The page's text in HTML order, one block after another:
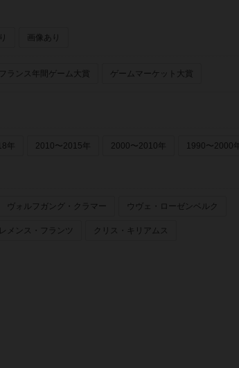
画像あり
フランス年間ゲーム大賞 ゲームマーケット大賞
年 2010〜2015年 2000〜2010年 1990〜2000年
ヴォルフガング・クラマー ウヴェ・ローゼンベルク
メンス・フランツ クリス・キリアムス